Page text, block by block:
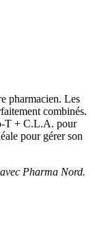
pharmacien. Les
combinés.
T + C.L.A. pour
pour gérer son
Pharma Nord.